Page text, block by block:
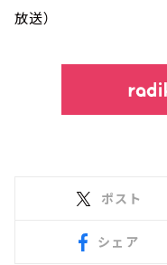
放送）
ポスト
シェア